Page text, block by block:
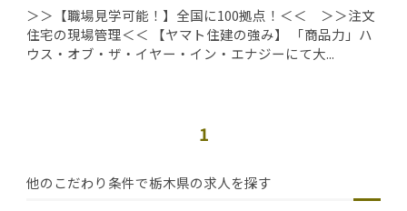
＞＞【職場見学可能！】全国に100拠点！＜＜ ＞＞注文
住宅の現場管理＜＜ 【ヤマト住建の強み】 「商品力」ハ
ウス・オブ・ザ・イヤー・イン・エナジーにて大...
1
他のこだわり条件で栃木県の求人を探す